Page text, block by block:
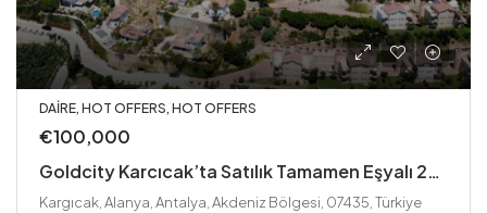
DAIRE, HOT OFFERS, HOT OFFERS
€100,000
Goldcity Karcıcak’ta Satılık Tamamen Eşyalı 2+1 Daire
Kargıcak, Alanya, Antalya, Akdeniz Bölgesi, 07435, Türkiye